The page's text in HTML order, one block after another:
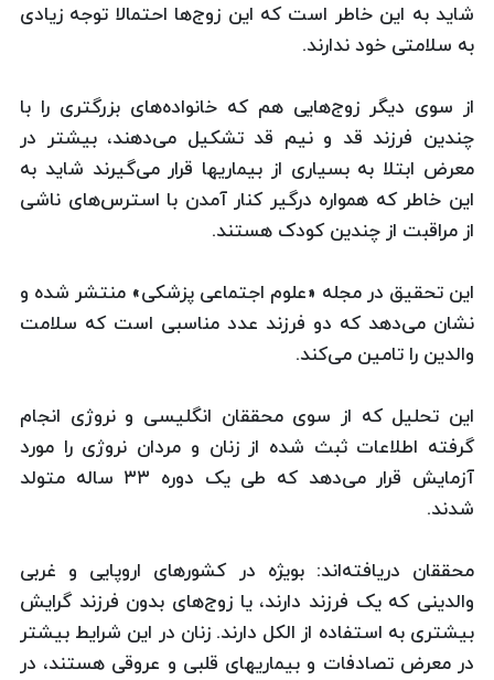
شاید به این خاطر است که این زوج‌ها احتمالا توجه زیادی
به سلامتی خود ندارند.
از سوی دیگر زوج‌هایی هم که خانواده‌های بزرگتری را با
چندین فرزند قد و نیم قد تشکیل می‌دهند، بیشتر در
معرض ابتلا به بسیاری از بیماریها قرار می‌گیرند شاید به
این خاطر که همواره درگیر کنار آمدن با استرس‌های ناشی
از مراقبت از چندین کودک هستند.
این تحقیق در مجله «علوم اجتماعی پزشکی» منتشر شده و
نشان می‌دهد که دو فرزند عدد مناسبی است که سلامت
والدین را تامین می‌کند.
این تحلیل که از سوی محققان انگلیسی و نروژی انجام
گرفته اطلاعات ثبث شده از زنان و مردان نروژی را مورد
آزمایش قرار می‌دهد که طی یک دوره ۳۳ ساله متولد
شدند.
محققان دریافته‌اند: بویژه در کشورهای اروپایی و غربی
والدینی که یک فرزند دارند، یا زوج‌های بدون فرزند گرایش
بیشتری به استفاده از الکل دارند. زنان در این شرایط بیشتر
در معرض تصادفات و بیماریهای قلبی و عروقی هستند، در